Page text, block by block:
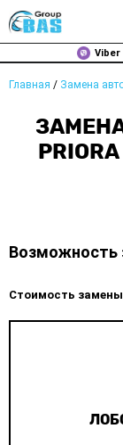
Viber
Главная / Замена
Возможность
Стоимость
ЗАМЕНА
ПРОДАЖА
ВОПРОС-ОТВЕТ
КОНТАКТЫ
ПОЛИТИКА